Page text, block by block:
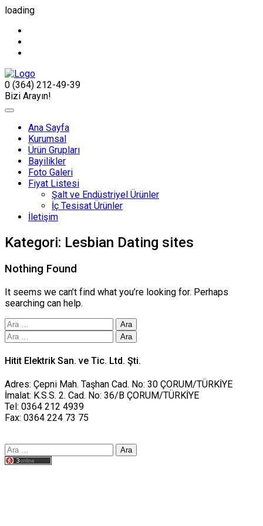
loading
0 (364) 212-49-39
Bizi Arayın!
Ana Sayfa
Kurumsal
Ürün Grupları
Bayilikler
Foto Galeri
Fiyat Listesi
Şalt ve Endüstriyel Ürünler
İç Tesisat Ürünler
İletişim
Kategori: Lesbian Dating sites
Nothing Found
It seems we can’t find what you’re looking for. Perhaps
searching can help.
Arama:
Arama:
Hitit Elektrik San. ve Tic. Ltd. Şti.
Adres: Çepni Mah. Taşhan Cad. No: 30 ÇORUM/TÜRKİYE
İmalat: K.S.S. 2. Cad. No: 36/B ÇORUM/TÜRKİYE
Tel: 0364 212 4939
Fax: 0364 224 73 75
Arama: